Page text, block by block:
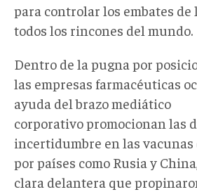
para controlar los embates de
todos los rincones del mundo.
Dentro de la pugna por
las empresas farmacéuticas
ayuda del brazo mediático
corporativo promocionan las
incertidumbre en las
por países como Rusia y
clara delantera que